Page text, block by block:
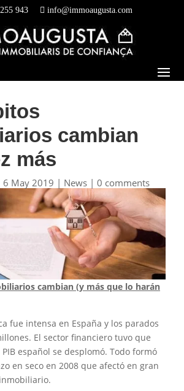
943 info@immoaugusta.com
cambian
más
6 May 2019 | News | 0 comments
cambian (y más que lo harán
fue intensa en España y los parados
El sector financiero tuvo que
español se desplomó. Todo formó
en seco en 2008 que afectó en gran